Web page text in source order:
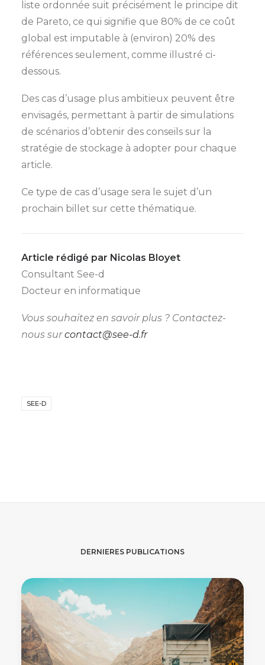
liste ordonnée suit précisément le principe dit
de Pareto, ce qui signifie que 80% de ce coût
global est imputable à (environ) 20% des
références seulement, comme illustré ci-
dessous.
Des cas d’usage plus ambitieux peuvent être
envisagés, permettant à partir de simulations
de scénarios d’obtenir des conseils sur la
stratégie de stockage à adopter pour chaque
article.
Ce type de cas d’usage sera le sujet d’un
prochain billet sur cette thématique.
Article rédigé par Nicolas Bloyet
Consultant See-d
Docteur en informatique
Vous souhaitez en savoir plus ? Contactez-
nous surcontact@see-d.fr
SEE-D
DERNIERES PUBLICATIONS